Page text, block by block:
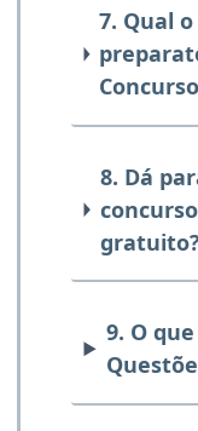
7. Qual
8. Dá
gratuito?
9. O